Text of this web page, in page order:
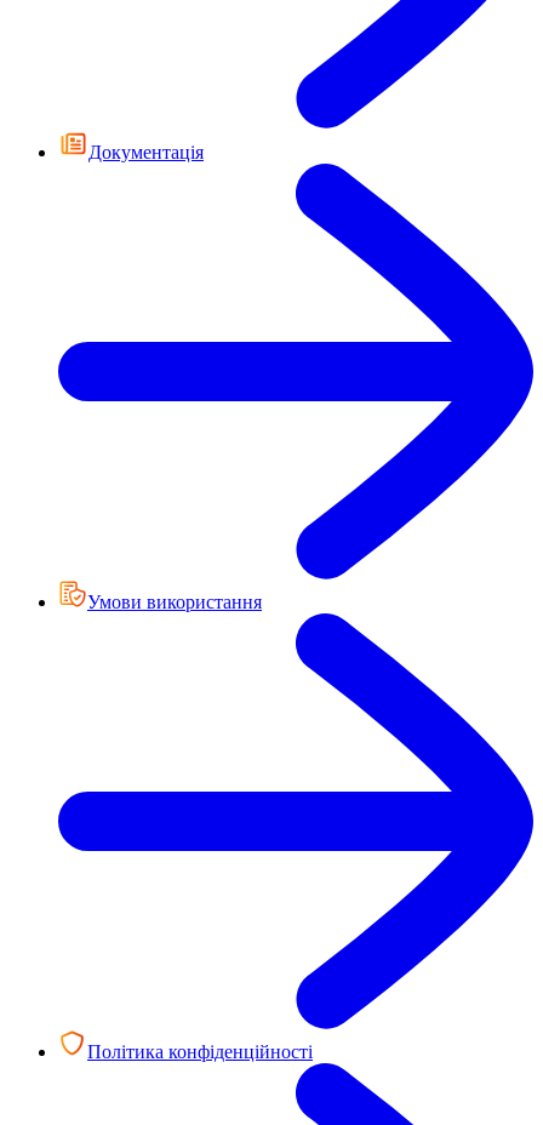
Документація
Умови використання
Політика конфіденційності